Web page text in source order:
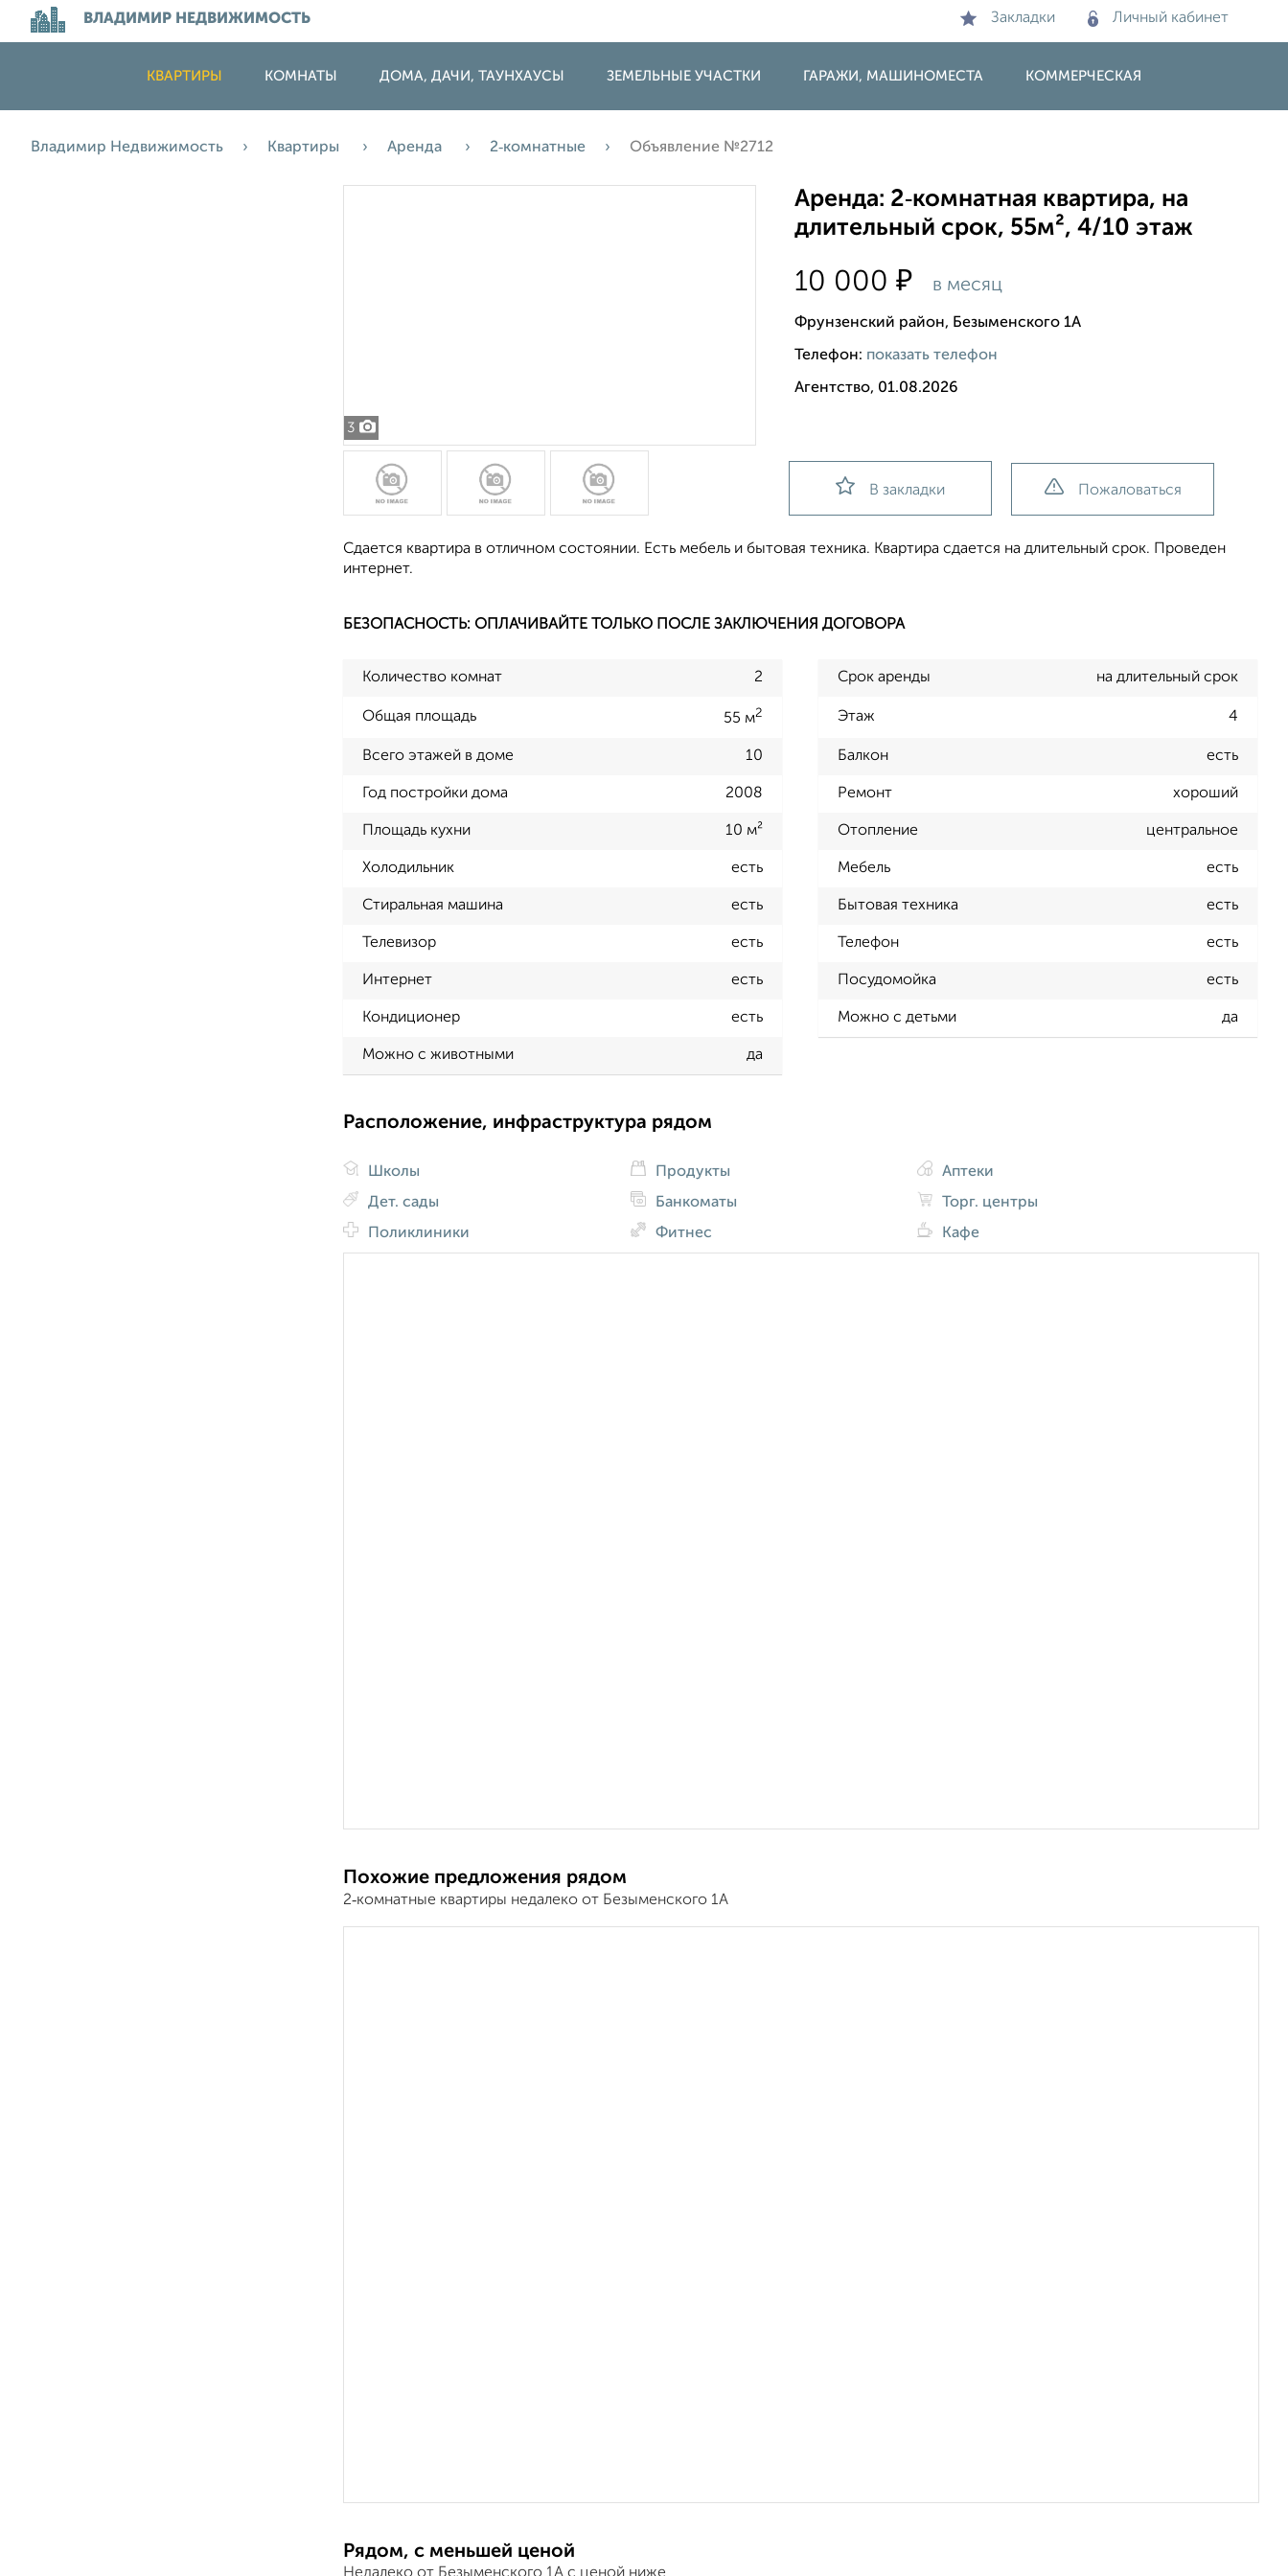
ВЛАДИМИР НЕДВИЖИМОСТЬ Закладки Личный кабинет
КВАРТИРЫ КОМНАТЫ ДОМА, ДАЧИ, ТАУНХАУСЫ ЗЕМЕЛЬНЫЕ УЧАСТКИ ГАРАЖИ, МАШИНОМЕСТА КОММЕРЧЕСКАЯ
Владимир Недвижимость Квартиры Аренда 2‑комнатные Объявление №2712
3
Аренда: 2‑комнатная квартира, на
длительный срок, 55м², 4/10 этаж
10 000₽ в месяц
Фрунзенский район, Безыменского 1А
Телефон: показать телефон
Агентство, 01.08.2026
В закладки Пожаловаться
Сдается квартира в отличном состоянии. Есть мебель и бытовая техника. Квартира сдается на длительный срок. Проведен
интернет.
БЕЗОПАСНОСТЬ: ОПЛАЧИВАЙТЕ ТОЛЬКО ПОСЛЕ ЗАКЛЮЧЕНИЯ ДОГОВОРА
Количество комнат 2 Срок аренды на длительный срок
Общая площадь 55 м2 Этаж 4
Всего этажей в доме 10 Балкон есть
Год постройки дома 2008 Ремонт хороший
Площадь кухни 10 м² Отопление центральное
Холодильник есть Мебель есть
Стиральная машина есть Бытовая техника есть
Телевизор есть Телефон есть
Интернет есть Посудомойка есть
Кондиционер есть Можно с детьми да
Можно с животными да
Расположение, инфраструктура рядом
Школы
Дет. сады
Поликлиники
Продукты
Банкоматы
Фитнес
Аптеки
Торг. центры
Кафе
Похожие предложения рядом
2‑комнатные квартиры недалеко от Безыменского 1А
Рядом, с меньшей ценой